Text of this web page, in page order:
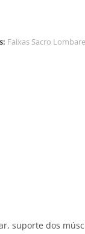
Faixas Sacro
suporte dos